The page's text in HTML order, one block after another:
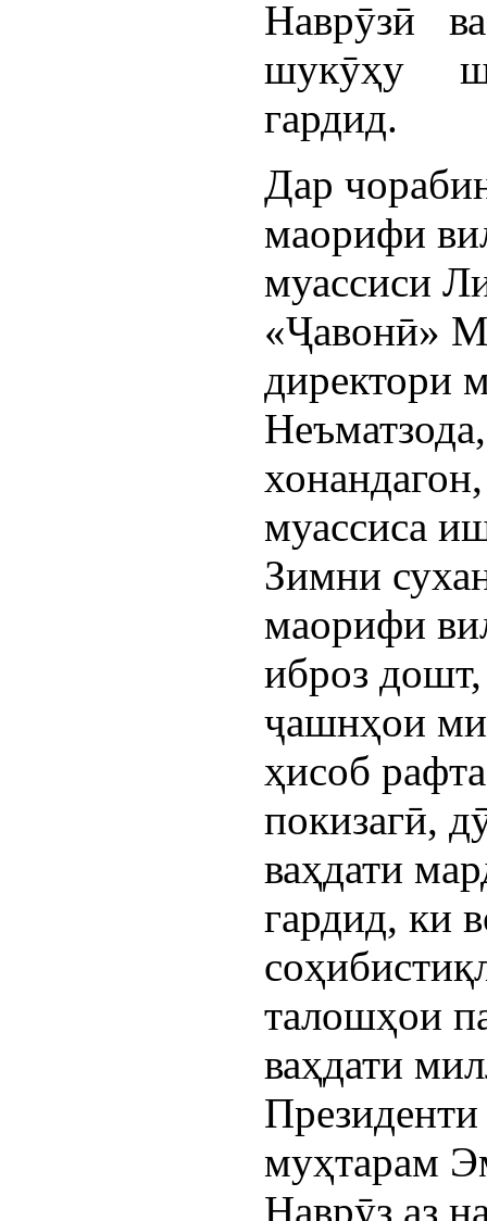
Наврӯзӣ
шукӯҳу
гардид.
Дар
маорифи
муассиси
«Ҷавонӣ»
директори
муассиса
Зимни
маорифи
иброз
ҷашнҳои
ҳисоб
покизагӣ,
ваҳдати
гардид, ки
талошҳои
ваҳдати
муҳтарам
Наврӯз аз